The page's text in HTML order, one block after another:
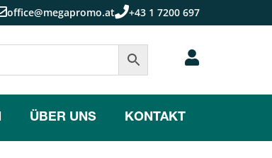
office@megapromo.at +43 1 7200 697
ÜBER UNS KONTAKT